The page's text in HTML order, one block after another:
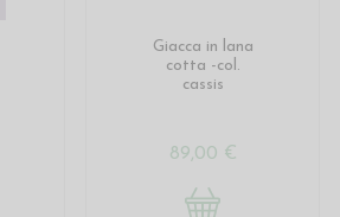
Giacca in lana
cotta -col.
cassis
89,00 €